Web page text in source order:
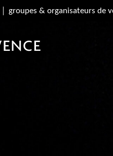
groupes & organisateurs de